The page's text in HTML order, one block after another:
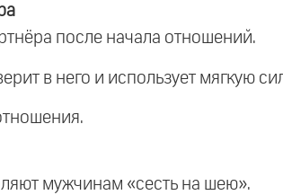
после начала отношений.
в него и использует мягкую
мужчинам «сесть на шею».